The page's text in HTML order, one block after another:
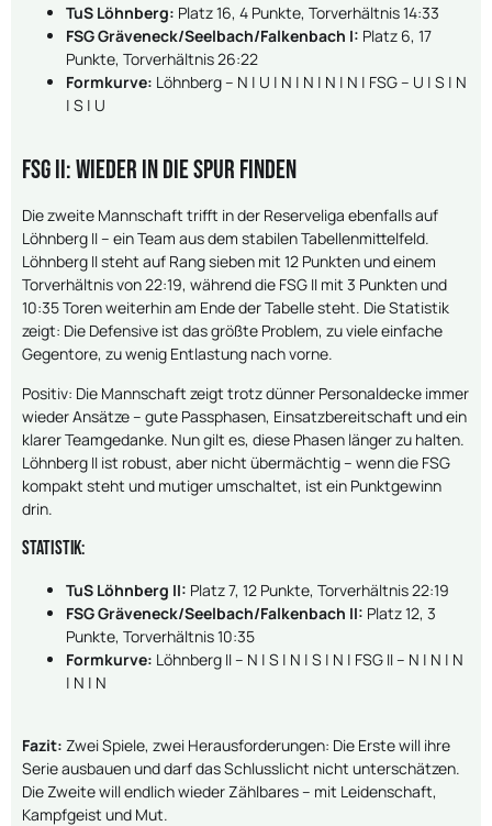
TuS Löhnberg: Platz 16, 4 Punkte, Torverhältnis 14:33
FSG Gräveneck/Seelbach/Falkenbach I: Platz 6, 17
Punkte, Torverhältnis 26:22
Formkurve: Löhnberg – N | U | N | N | N | N | FSG – U | S | N
| S | U
FSG II: Wieder in die Spur finden
Die zweite Mannschaft trifft in der Reserveliga ebenfalls auf
Löhnberg II – ein Team aus dem stabilen Tabellenmittelfeld.
Löhnberg II steht auf Rang sieben mit 12 Punkten und einem
Torverhältnis von 22:19, während die FSG II mit 3 Punkten und
10:35 Toren weiterhin am Ende der Tabelle steht. Die Statistik
zeigt: Die Defensive ist das größte Problem, zu viele einfache
Gegentore, zu wenig Entlastung nach vorne.
Positiv: Die Mannschaft zeigt trotz dünner Personaldecke immer
wieder Ansätze – gute Passphasen, Einsatzbereitschaft und ein
klarer Teamgedanke. Nun gilt es, diese Phasen länger zu halten.
Löhnberg II ist robust, aber nicht übermächtig – wenn die FSG
kompakt steht und mutiger umschaltet, ist ein Punktgewinn
drin.
Statistik:
TuS Löhnberg II: Platz 7, 12 Punkte, Torverhältnis 22:19
FSG Gräveneck/Seelbach/Falkenbach II: Platz 12, 3
Punkte, Torverhältnis 10:35
Formkurve: Löhnberg II – N | S | N | S | N | FSG II – N | N | N
| N | N
Fazit: Zwei Spiele, zwei Herausforderungen: Die Erste will ihre
Serie ausbauen und darf das Schlusslicht nicht unterschätzen.
Die Zweite will endlich wieder Zählbares – mit Leidenschaft,
Kampfgeist und Mut.